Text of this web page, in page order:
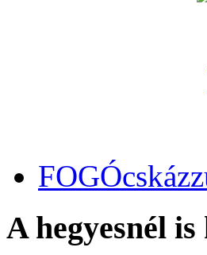
A hegyesnél is